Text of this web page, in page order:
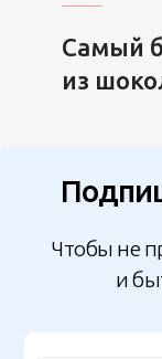
Самый
из
Чтобы не
и